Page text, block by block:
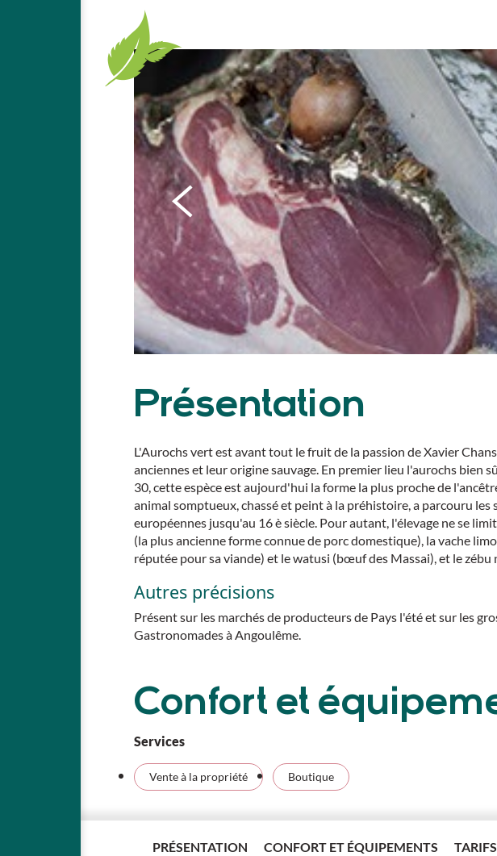
Présentation
L'Aurochs vert est avant tout le fruit de la passion de Xavier
anciennes et leur origine sauvage. En premier lieu l'aurochs bien
30, cette espèce est aujourd'hui la forme la plus proche de
animal somptueux, chassé et peint à la préhistoire, a parcouru les
européennes jusqu'au 16 è siècle. Pour autant, l'élevage ne se
(la plus ancienne forme connue de porc domestique), la vache
réputée pour sa viande) et le watusi (bœuf des Massai), et le zébu
Autres précisions
Présent sur les marchés de producteurs de Pays l'été et sur les
Gastronomades à Angoulême.
Confort et
Services
Vente à la propriété Boutique
PRÉSENTATION CONFORT ET ÉQUIPEMENTS